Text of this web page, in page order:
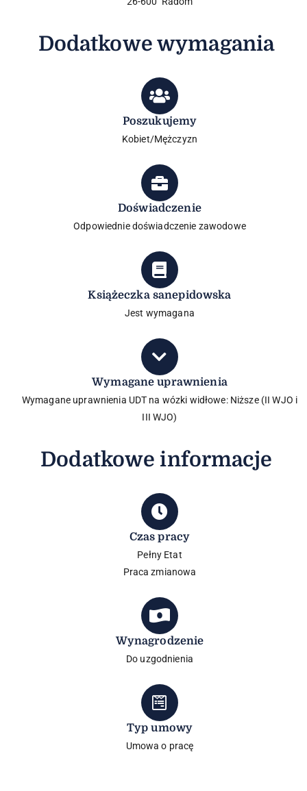
Dodatkowe wymagania
Poszukujemy
Kobiet/Mężczyzn
Doświadczenie
Odpowiednie doświadczenie zawodowe
Książeczka sanepidowska
Jest wymagana
Wymagane uprawnienia
Wymagane uprawnienia UDT na wózki widłowe: Niższe (II WJO i
III WJO)
Dodatkowe informacje
Czas pracy
Pełny Etat​
Praca zmianowa
Wynagrodzenie
Do uzgodnienia
Typ umowy
Umowa o pracę